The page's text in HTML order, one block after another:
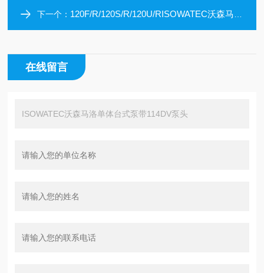
下一个： 120F/R/120S/R/120U/RISOWATEC沃森马洛单体台式泵带102R泵头
在线留言